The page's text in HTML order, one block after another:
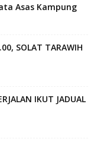
Asas Kampung
SOLAT TARAWIH
IKUT JADUAL